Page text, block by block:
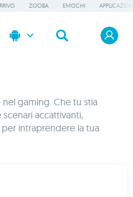
ZOOBA EMOCHI
gaming. Che tu stia
accattivanti,
intraprendere la tua